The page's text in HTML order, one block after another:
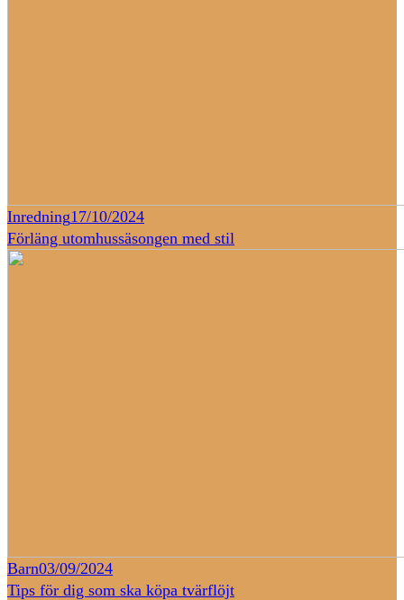
Inredning17/10/2024
Förläng utomhussäsongen med stil
Barn03/09/2024
Tips för dig som ska köpa tvärflöjt